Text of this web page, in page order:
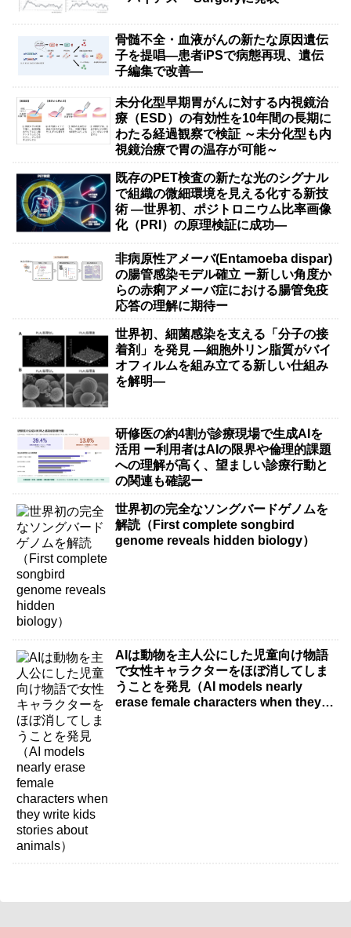
骨髄不全・血液がんの新たな原因遺伝
子を提唱―患者iPSで病態再現、遺伝
子編集で改善―
未分化型早期胃がんに対する内視鏡治
療（ESD）の有効性を10年間の長期に
わたる経過観察で検証 ～未分化型も内
視鏡治療で胃の温存が可能～
既存のPET検査の新たな光のシグナル
で組織の微細環境を見える化する新技
術 ―世界初、ポジトロニウム比率画像
化（PRI）の原理検証に成功―
非病原性アメーバ(Entamoeba dispar)
の腸管感染モデル確立 ー新しい角度か
らの赤痢アメーバ症における腸管免疫
応答の理解に期待ー
世界初、細菌感染を支える「分子の接
着剤」を発見 ―細胞外リン脂質がバイ
オフィルムを組み立てる新しい仕組み
を解明―
研修医の約4割が診療現場で生成AIを
活用 ー利用者はAIの限界や倫理的課題
への理解が高く、望ましい診療行動と
の関連も確認ー
世界初の完全なソングバードゲノムを
解読（First complete songbird
genome reveals hidden biology）
AIは動物を主人公にした児童向け物語
で女性キャラクターをほぼ消してしま
うことを発見（AI models nearly
erase female characters when they